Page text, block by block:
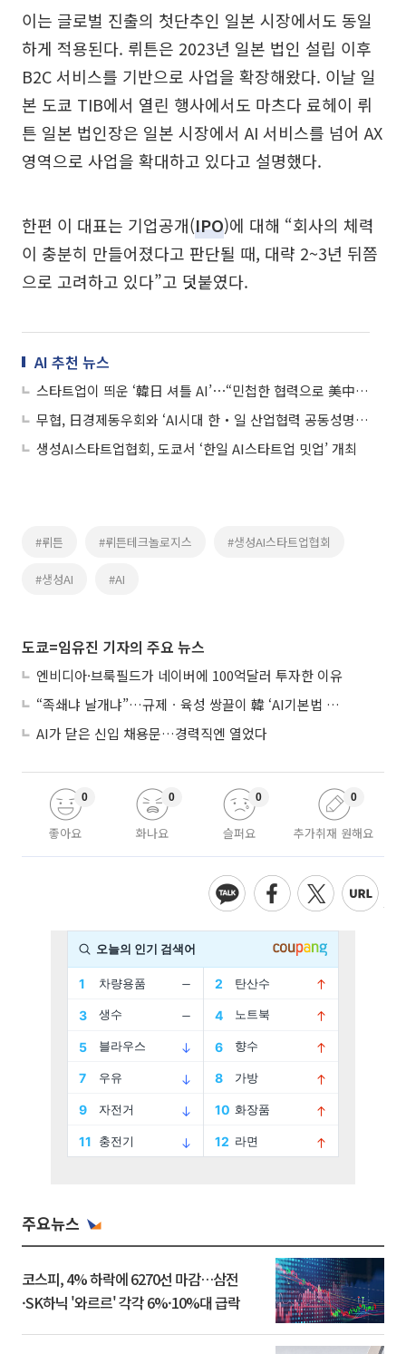
이는 글로벌 진출의 첫단추인 일본 시장에서도 동일
하게 적용된다. 뤼튼은 2023년 일본 법인 설립 이후
B2C 서비스를 기반으로 사업을 확장해왔다. 이날 일
본 도쿄 TIB에서 열린 행사에서도 마츠다 료헤이 뤼
튼 일본 법인장은 일본 시장에서 AI 서비스를 넘어 AX
영역으로 사업을 확대하고 있다고 설명했다.
한편 이 대표는 기업공개(IPO)에 대해 “회사의 체력
이 충분히 만들어졌다고 판단될 때, 대략 2~3년 뒤쯤
으로 고려하고 있다”고 덧붙였다.
AI 추천 뉴스
스타트업이 띄운 ‘韓日 셔틀 AI’⋯“민첩한 협력으로 美中 넘어 AX 선도”
무협, 日경제동우회와 ‘AI시대 한‧일 산업협력 공동성명’ 발표
생성AI스타트업협회, 도쿄서 ‘한일 AI스타트업 밋업’ 개최
#뤼튼 #뤼튼테크놀로지스 #생성AI스타트업협회
#생성AI #AI
도쿄=임유진 기자의 주요 뉴스
엔비디아·브룩필드가 네이버에 100억달러 투자한 이유
“족쇄냐 날개냐”…규제ㆍ육성 쌍끌이 韓 ‘AI기본법 개정안’ 오늘 시행
AI가 닫은 신입 채용문…경력직엔 열었다
좋아요
0
화나요
0
슬퍼요
0
추가취재 원해요
0
주요뉴스
코스피, 4% 하락에 6270선 마감…삼전
·SK하닉 '와르르' 각각 6%·10%대 급락